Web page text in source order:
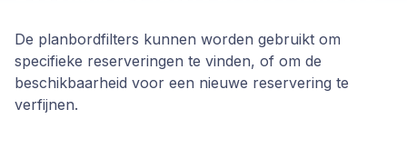
De planbordfilters kunnen worden gebruikt om
specifieke reserveringen te vinden, of om de
beschikbaarheid voor een nieuwe reservering te
verfijnen.